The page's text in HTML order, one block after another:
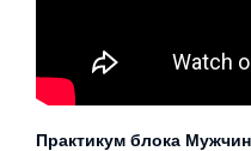
Практикум блока